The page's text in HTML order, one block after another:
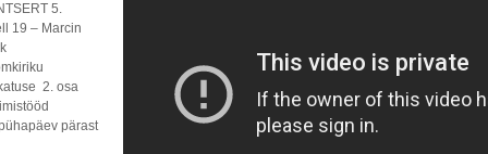
5.
19 – Marcin
2. osa
pärast